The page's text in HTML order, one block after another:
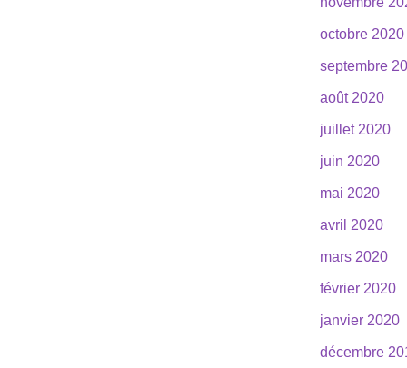
octobre 2020
septembre
août 2020
juillet 2020
juin 2020
mai 2020
avril 2020
mars 2020
février 2020
janvier 2020
décembre